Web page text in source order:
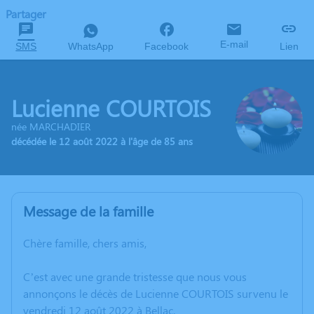
Partager
SMS WhatsApp Facebook E-mail Lien
Lucienne COURTOIS
née MARCHADIER
décédée le 12 août 2022 à l'âge de 85 ans
Message de la famille
Chère famille, chers amis,
C’est avec une grande tristesse que nous vous
annonçons le décès de Lucienne COURTOIS survenu le
vendredi 12 août 2022 à Bellac.